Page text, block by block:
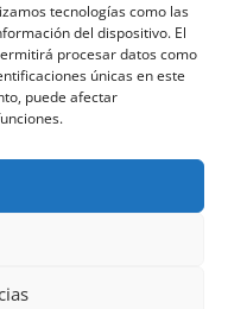
tecnologías como las
del dispositivo. El
procesar datos como
únicas en este
puede afectar
un SAI de fácil
perfecto para